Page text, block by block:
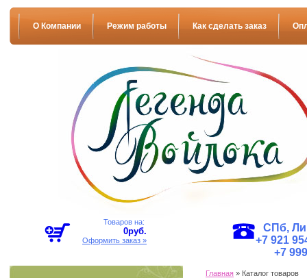
СПб,
+7 921
+7
О Компании Режим работы Как сделать заказ
Товаров на:
0руб.
Оформить заказ »
Главная » Каталог товаров